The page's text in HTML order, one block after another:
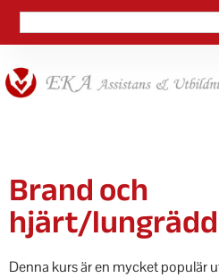
Brand och
hjärt/
Denna kurs är en mycket populär